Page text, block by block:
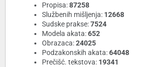
Propisa:87258
Službenih mišljenja: 12668
Sudske prakse:7524
Modela akata:652
Obrazaca:24025
Podzakonskih akata:64048
Prečišć. tekstova: 19341